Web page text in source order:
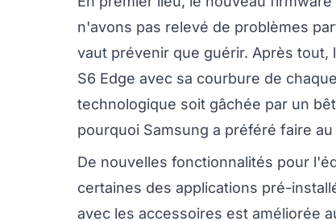
n'avons pas relevé de problèmes
vaut prévenir que guérir. Après
S6 Edge avec sa courbure de
technologique soit gâchée par un
pourquoi Samsung a préféré faire
De nouvelles fonctionnalités pour
certaines des applications pré-
avec les accessoires est améliorée